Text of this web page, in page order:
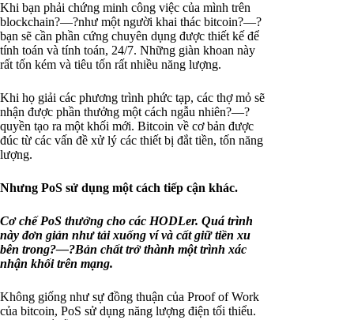
Khi bạn phải chứng minh công việc của mình trên
blockchain?—?như một người khai thác bitcoin?—?
bạn sẽ cần phần cứng chuyên dụng được thiết kế để
tính toán và tính toán, 24/7. Những giàn khoan này
rất tốn kém và tiêu tốn rất nhiều năng lượng.
Khi họ giải các phương trình phức tạp, các thợ mỏ sẽ
nhận được phần thưởng một cách ngẫu nhiên?—?
quyền tạo ra một khối mới. Bitcoin về cơ bản được
đúc từ các vấn đề xử lý các thiết bị đắt tiền, tốn năng
lượng.
Nhưng PoS sử dụng một cách tiếp cận khác.
Cơ chế PoS thưởng cho các HODLer. Quá trình
này đơn giản như tải xuống ví và cất giữ tiền xu
bên trong?—?Bản chất trở thành một trình xác
nhận khối trên mạng.
Không giống như sự đồng thuận của Proof of Work
của bitcoin, PoS sử dụng năng lượng điện tối thiểu.